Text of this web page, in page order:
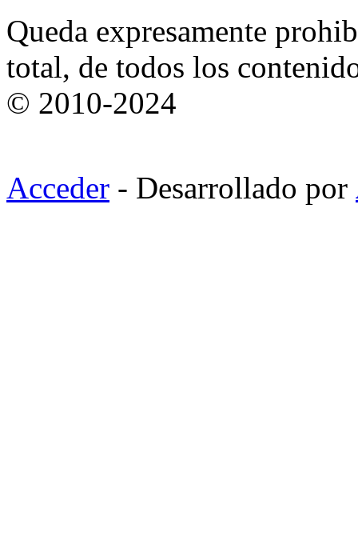
Queda expresamente
total, de todos los
© 2010-2024
Acceder - Desarrollado por